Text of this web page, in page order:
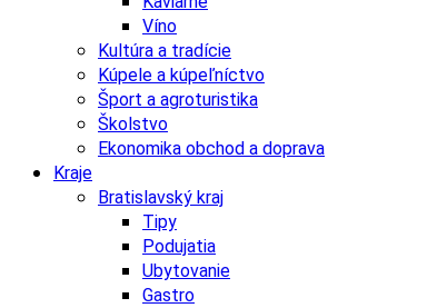
Víno
Kultúra a tradície
Kúpele a kúpeľníctvo
Šport a agroturistika
Školstvo
Ekonomika obchod a doprava
Kraje
Bratislavský kraj
Tipy
Podujatia
Ubytovanie
Gastro